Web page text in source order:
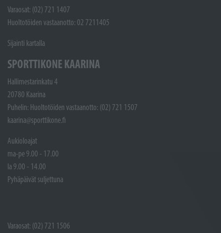
Varaosat: (02) 721 1407
Huoltotöiden vastaanotto: 02 7211405
Sijainti kartalla
SPORTTIKONE KAARINA
Hallimestarinkatu 4
20780 Kaarina
Puhelin: Huoltotöiden vastaanotto: (02) 721 1507
kaarina@sporttikone.fi
Aukioloajat
ma-pe 9.00 - 17.00
la 9.00 - 14.00
Pyhäpäivät suljettuna
Varaosat: (02) 721 1506